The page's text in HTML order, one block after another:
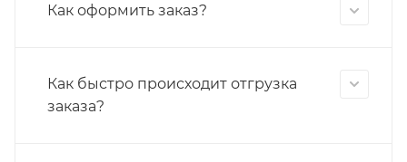
Как оформить заказ?
Как быстро происходит отгрузка
заказа?